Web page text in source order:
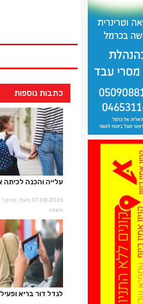
כתבות נוספות
עלייה והכנה לכיתה
07.08.2026 מאת:
והצפון
לגדל דור בריא ופעיל